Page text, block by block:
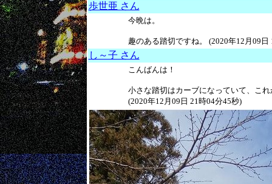
歩世亜 さん
今晩は。
趣のある踏切ですね。 (2020年12月09日
し～子 さん
こんばんは！
小さな踏切はカーブになっていて、こ
(2020年12月09日 21時04分45秒)